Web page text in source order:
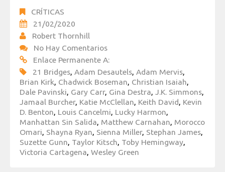
CRÍTICAS
21/02/2020
Robert Thornhill
No Hay Comentarios
Enlace Permanente A:
21 Bridges, Adam Desautels, Adam Mervis,
Brian Kirk, Chadwick Boseman, Christian Isaiah,
Dale Pavinski, Gary Carr, Gina Destra, J.K. Simmons,
Jamaal Burcher, Katie McClellan, Keith David, Kevin
D. Benton, Louis Cancelmi, Lucky Harmon,
Manhattan Sin Salida, Matthew Carnahan, Morocco
Omari, Shayna Ryan, Sienna Miller, Stephan James,
Suzette Gunn, Taylor Kitsch, Toby Hemingway,
Victoria Cartagena, Wesley Green